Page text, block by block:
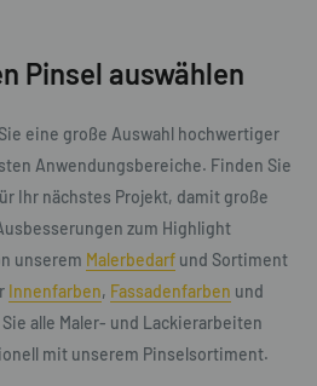
Pinsel auswählen
eine große Auswahl hochwertiger
Anwendungsbereiche. Finden Sie
Ihr nächstes Projekt, damit große
zum Highlight
unserem Malerbedarf und Sortiment
Innenfarben, Fassadenfarben und
alle Maler- und Lackierarbeiten
mit unserem Pinselsortiment.